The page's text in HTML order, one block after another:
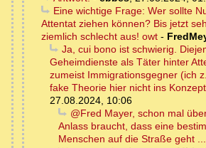
Eine wichtige Frage: Wer sollte
Attentat ziehen können? Bis jetzt
ziemlich schlecht aus! owt -
Ja, cui bono ist schwierig.
Geheimdienste als Täter hinter
zumeist Immigrationsgegner (ich
fake Theorie hier nicht ins Konzept
27.08.2024, 10:06
@Fred Mayer, schon mal
Anlass braucht, dass eine
Menschen auf die Straße geht